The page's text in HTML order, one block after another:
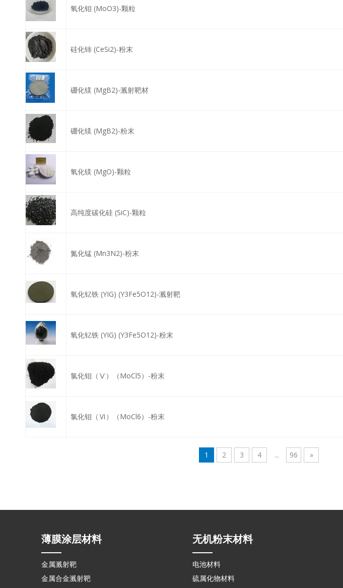
氧化钼 (MoO3)-颗粒
硅化铈 (CeSi2)-粉末
硼化镁 (MgB2)-溅射靶材
硼化镁 (MgB2)-粉末
氧化镁 (MgO)-颗粒
高纯度碳化硅 (SiC)-颗粒
氮化锰 (Mn3N2)-粉末
氧化钇铁 (YIG) (Y3Fe5O12)-溅射靶
氧化钇铁 (YIG) (Y3Fe5O12)-粉末
氯化钼（Ⅴ）（MoCl5）-粉末
氯化钼（Ⅵ）（MoCl6）-粉末
1 2 3 4 ... 96 »
薄膜涂层材料
金属溅射靶
金属合金溅射靶
无机粉末材料
电池材料
硫属化物材料